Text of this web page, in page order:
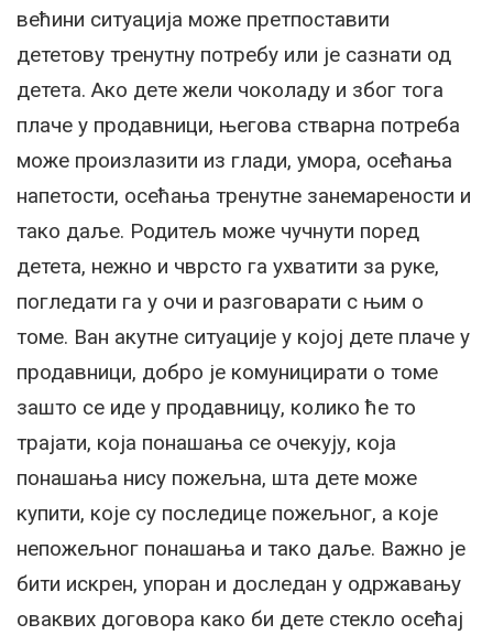
већини ситуација може претпоставити
дететову тренутну потребу или је сазнати од
детета. Ако дете жели чоколаду и због тога
плаче у продавници, његова стварна потреба
може произлазити из глади, умора, осећања
напетости, осећања тренутне занемарености и
тако даље. Родитељ може чучнути поред
детета, нежно и чврсто га ухватити за руке,
погледати га у очи и разговарати с њим о
томе. Ван акутне ситуације у којој дете плаче у
продавници, добро је комуницирати о томе
зашто се иде у продавницу, колико ће то
трајати, која понашања се очекују, која
понашања нису пожељна, шта дете може
купити, које су последице пожељног, а које
непожељног понашања и тако даље. Важно је
бити искрен, упоран и доследан у одржавању
оваквих договора како би дете стекло осећај